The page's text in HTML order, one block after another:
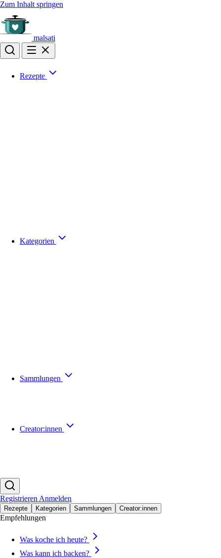
Zum Inhalt springen
malsati
Rezepte
Kategorien
Sammlungen
Creator:innen
Registrieren Anmelden
Rezepte Kategorien Sammlungen Creator:innen
Empfehlungen
Was koche ich heute?
Was kann ich backen?